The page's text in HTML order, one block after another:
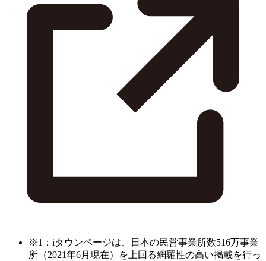
※1：iタウンページは、日本の民営事業所数516万事業
所（2021年6月現在）を上回る網羅性の高い掲載を行っ